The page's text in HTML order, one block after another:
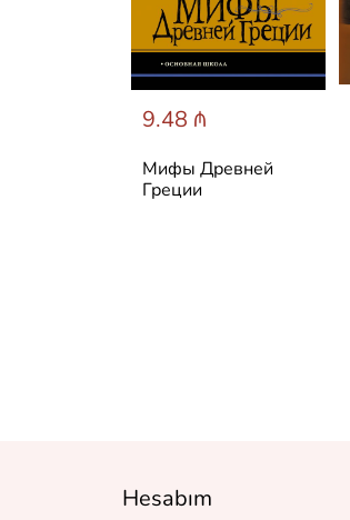
9.48 ₼
Мифы Древней
Греции
Hesabım